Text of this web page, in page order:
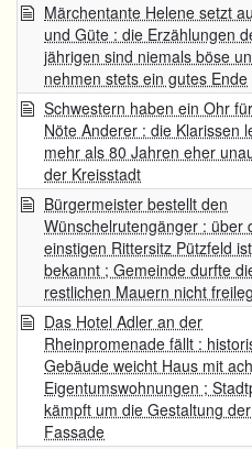
Märchentante Helene setzt
und Güte : die Erzählungen
jährigen sind niemals böse
nehmen stets ein gutes Ende
Schwestern haben ein Ohr
Nöte Anderer : die Klarissen
mehr als 80 Jahren eher
der Kreisstadt
Bürgermeister bestellt den
Wünschelrutengänger : über
einstigen Rittersitz Pützfeld
bekannt ; Gemeinde durfte
restlichen Mauern nicht
Das Hotel Adler an der
Rheinpromenade fällt :
Gebäude weicht Haus mit
Eigentumswohnungen ;
kämpft um die Gestaltung der
Fassade